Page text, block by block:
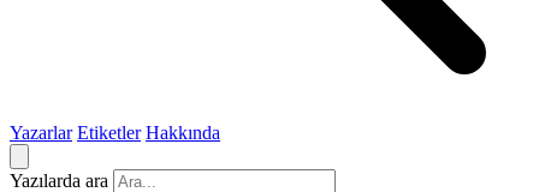
Yazarlar Etiketler Hakkında
Yazılarda ara